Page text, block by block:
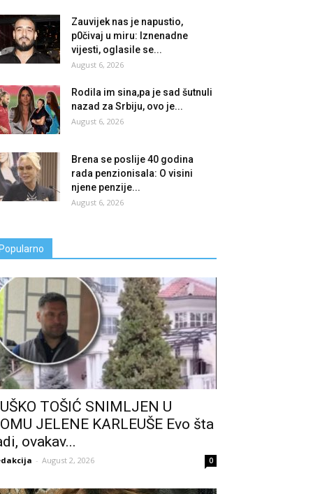
Zauvijek nas je napustio,
p0čivaj u miru: Iznenadne
vijesti, oglasile se...
August 6, 2026
Rodila im sina,pa je sad šutnuli
nazad za Srbiju, ovo je...
August 6, 2026
Brena se poslije 40 godina
rada penzionisala: O visini
njene penzije...
August 6, 2026
Popularno
TOŠIĆ SNIMLJEN U
JELENE KARLEUŠE Evo šta
ovakav...
- August 2, 2026 0